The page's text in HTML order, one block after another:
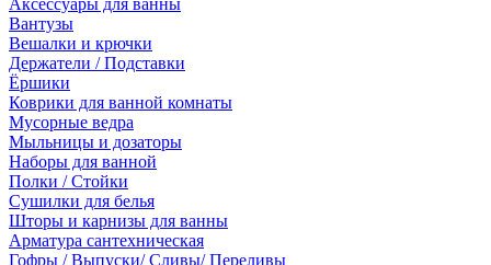
Аксессуары для ванны
Вантузы
Вешалки и крючки
Держатели / Подставки
Ёршики
Коврики для ванной комнаты
Мусорные ведра
Мыльницы и дозаторы
Наборы для ванной
Полки / Стойки
Сушилки для белья
Шторы и карнизы для ванны
Арматура сантехническая
Гофры / Выпуски/ Сливы/ Переливы